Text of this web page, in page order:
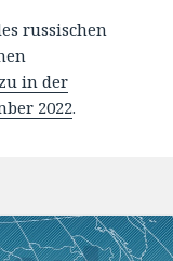
russischen
in der
2022.